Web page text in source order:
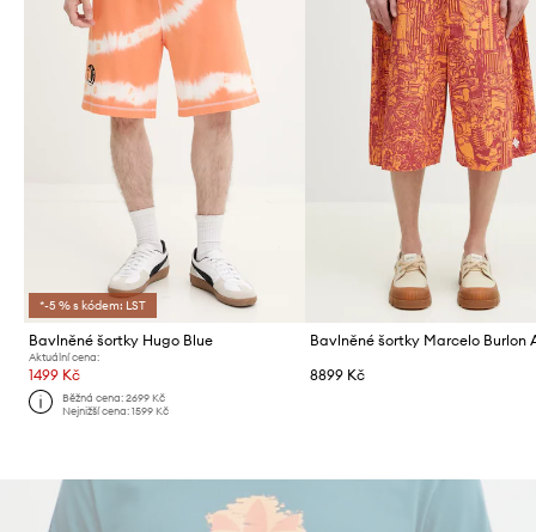
*-5 % s kódem: LST
Bavlněné šortky Hugo Blue
Aktuální cena:
1499 Kč
Běžná cena:2699 Kč
Nejnižší cena:1599 Kč
8899 Kč